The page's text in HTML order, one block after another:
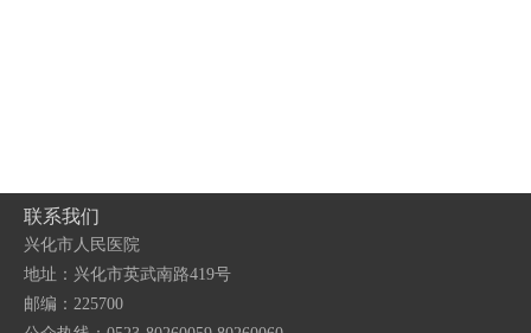
联系我们
兴化市人民医院
地址：兴化市英武南路419号
邮编：225700